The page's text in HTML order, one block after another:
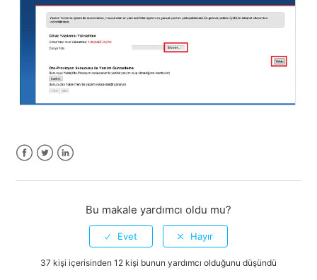
Bu makale yardımcı oldu mu?
37 kişi içerisinden 12 kişi bunun yardımcı olduğunu düşündü